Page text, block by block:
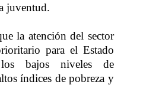
juventud.
la atención del sector
para el Estado
bajos niveles de
índices de pobreza y